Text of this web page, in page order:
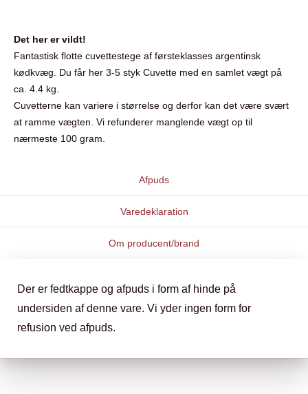
Det her er vildt!
Fantastisk flotte cuvettestege af førsteklasses argentinsk
kødkvæg. Du får her 3-5 styk Cuvette med en samlet vægt på
ca. 4.4 kg.
Cuvetterne kan variere i størrelse og derfor kan det være svært
at ramme vægten. Vi refunderer manglende vægt op til
nærmeste 100 gram.
Afpuds
Varedeklaration
Om producent/brand
Der er fedtkappe og afpuds i form af hinde på
undersiden af denne vare. Vi yder ingen form for
refusion ved afpuds.